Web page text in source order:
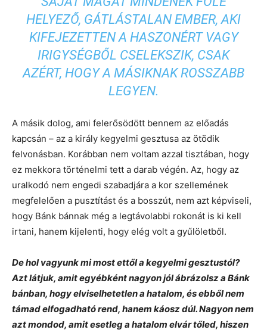
HELYEZŐ, GÁTLÁSTALAN EMBER, AKI
KIFEJEZETTEN A HASZONÉRT VAGY
IRIGYSÉGBŐL CSELEKSZIK, CSAK
AZÉRT, HOGY A MÁSIKNAK ROSSZABB
LEGYEN.
A másik dolog, ami felerősödött bennem az előadás
kapcsán – az a király kegyelmi gesztusa az ötödik
felvonásban. Korábban nem voltam azzal tisztában, hogy
ez mekkora történelmi tett a darab végén. Az, hogy az
uralkodó nem engedi szabadjára a kor szellemének
megfelelően a pusztítást és a bosszút, nem azt képviseli,
hogy Bánk bánnak még a legtávolabbi rokonát is ki kell
irtani, hanem kijelenti, hogy elég volt a gyűlöletből.
De hol vagyunk mi most ettől a kegyelmi gesztustól?
Azt látjuk, amit egyébként nagyon jól ábrázolsz a Bánk
bánban, hogy elviselhetetlen a hatalom, és ebből nem
támad elfogadható rend, hanem káosz dúl. Nagyon nem
azt mondod, amit esetleg a hatalom elvár tőled, hiszen